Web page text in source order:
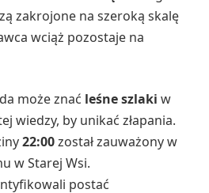
zakrojone na szeroką skalę
wciąż pozostaje na
może znać leśne szlaki w
wiedzy, by unikać złapania.
22:00został zauważony w
w Starej Wsi.
postać